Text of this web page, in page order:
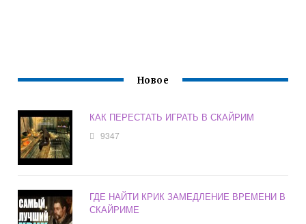
Новое
КАК ПЕРЕСТАТЬ ИГРАТЬ В СКАЙРИМ
9347
ГДЕ НАЙТИ КРИК ЗАМЕДЛЕНИЕ ВРЕМЕНИ В
СКАЙРИМЕ